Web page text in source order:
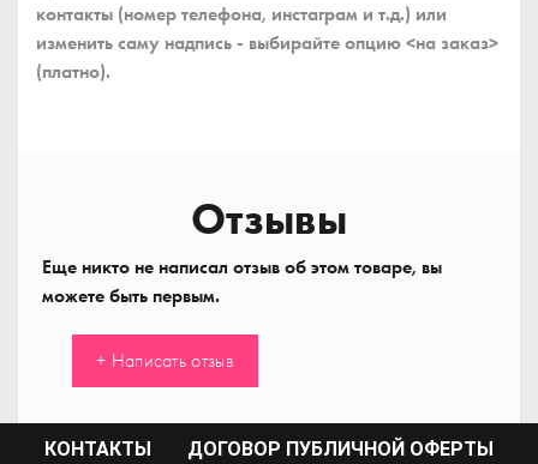
контакты (номер телефона, инстаграм и т.д.) или
изменить саму надпись - выбирайте опцию <на заказ>
(платно).
Отзывы
Еще никто не написал отзыв об этом товаре, вы
можете быть первым.
+ Написать отзыв
КОНТАКТЫ
ДОГОВОР ПУБЛИЧНОЙ ОФЕРТЫ